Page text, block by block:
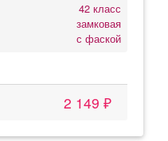
42 класс
замковая
с фаской
2 149 ₽